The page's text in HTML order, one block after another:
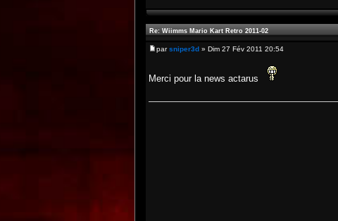
Re: Wiimms Mario Kart Retro 2011-02
parsniper3d » Dim 27 Fév 2011 20:54
Merci pour la news actarus